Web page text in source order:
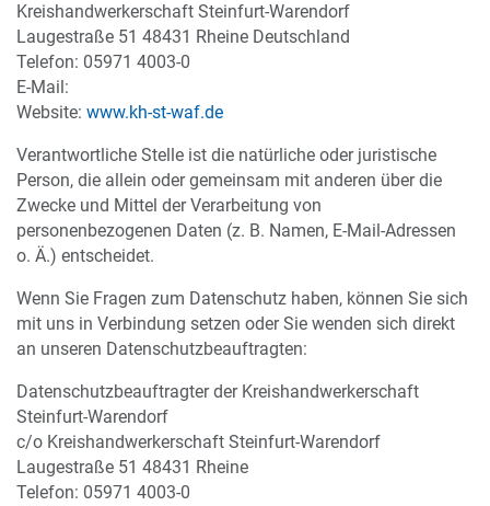
Kreishandwerkerschaft Steinfurt-Warendorf
Laugestraße 51 48431 Rheine Deutschland
Telefon: 05971 4003-0
E-Mail:
Website: www.kh-st-waf.de
Verantwortliche Stelle ist die natürliche oder juristische
Person, die allein oder gemeinsam mit anderen über die
Zwecke und Mittel der Verarbeitung von
personenbezogenen Daten (z. B. Namen, E-Mail-Adressen
o. Ä.) entscheidet.
Wenn Sie Fragen zum Datenschutz haben, können Sie sich
mit uns in Verbindung setzen oder Sie wenden sich direkt
an unseren Datenschutzbeauftragten:
Datenschutzbeauftragter der Kreishandwerkerschaft
Steinfurt-Warendorf
c/o Kreishandwerkerschaft Steinfurt-Warendorf
Laugestraße 51 48431 Rheine
Telefon: 05971 4003-0